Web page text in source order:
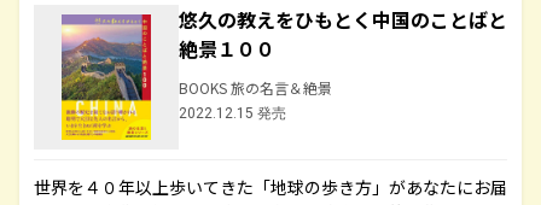
悠久の教えをひもとく中国のことばと
絶景１００
BOOKS 旅の名言＆絶景
2022.12.15 発売
世界を４０年以上歩いてきた「地球の歩き方」があなたにお届